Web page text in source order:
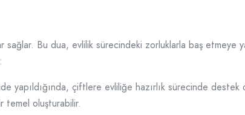
Bu dua, evlilik sürecindeki zorluklarla baş etmeye
yapıldığında, çiftlere evliliğe hazırlık sürecinde
temel oluşturabilir.